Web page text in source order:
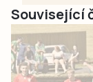
Související